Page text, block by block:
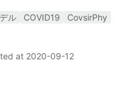
ル COVID19
CovsirPhy
at 2020-09-12